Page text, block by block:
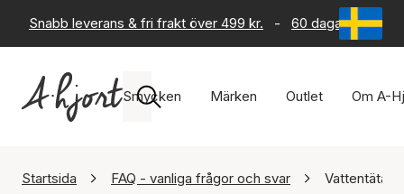
Snabb leverans & fri frakt över 499 kr. - 60 dagars
Smycken Märken Outlet Om A-
Startsida FAQ - vanliga frågor och svar Vattentäta